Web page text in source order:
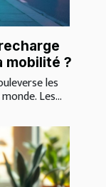
mobilité ?
les
Les...